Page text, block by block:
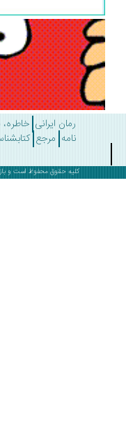
رمان ایرانی خاطره،
مرجع کتابشناسی
کلیه حقوق محفوظ است و بازنشر